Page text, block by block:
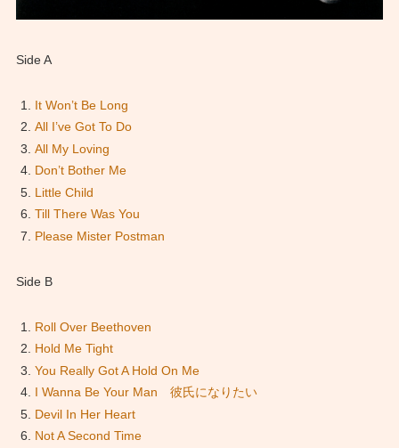
Side A
It Won’t Be Long
All I’ve Got To Do
All My Loving
Don’t Bother Me
Little Child
Till There Was You
Please Mister Postman
Side B
Roll Over Beethoven
Hold Me Tight
You Really Got A Hold On Me
I Wanna Be Your Man 彼氏になりたい
Devil In Her Heart
Not A Second Time